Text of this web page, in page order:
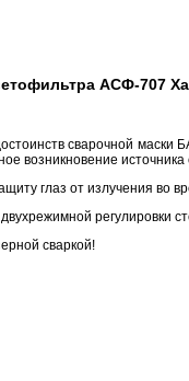
АСФ-707
сварочной
возникновение
глаз от излучения во
регулировки
сваркой!